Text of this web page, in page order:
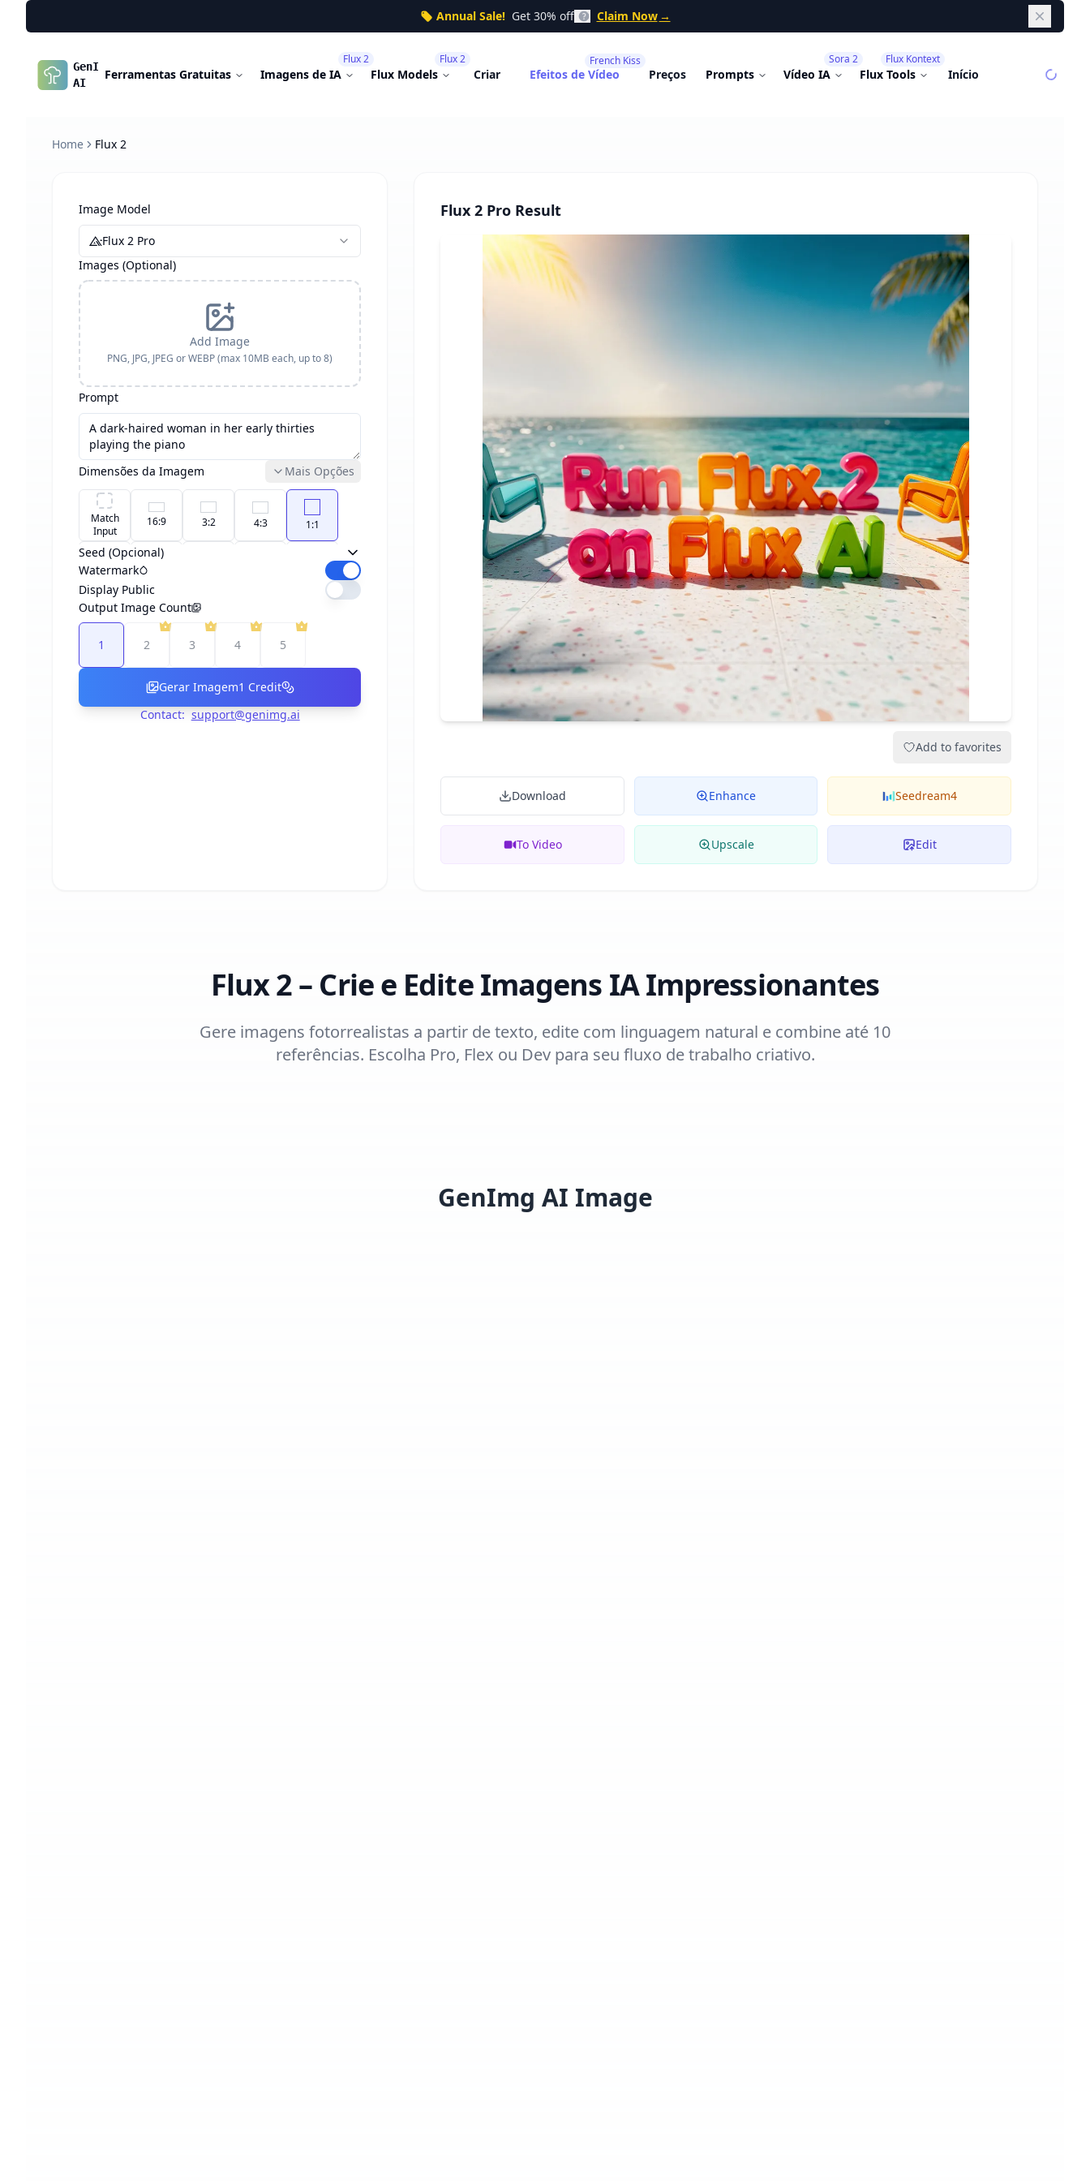
Annual Sale! Get 30% off Claim Now → Dismiss
GenImg
AI
Ferramentas Gratuitas Imagens de IA
Flux 2
Flux Models
Flux 2
Criar Efeitos de Vídeo
French Kiss
Preços Prompts Vídeo IA
Sora 2
Flux Tools
Flux Kontext
Início
Home Flux 2
Image Model
Flux 2 Pro
Images (Optional)
Add Image
PNG, JPG, JPEG or WEBP (max 10MB each, up to8)
Prompt
Dimensões da Imagem Mais Opções
Match
Input
16:9 3:2 4:3 1:1
4:5
custom
Seed (Opcional)
Watermark
Display Public
Output Image Count
1 2 3 4 5
Gerar Imagem1 Credit
Contact: support@genimg.ai
Flux 2 Pro Result
Add to favorites
Download Enhance Seedream4
To Video Upscale Edit
Flux 2 – Crie e Edite Imagens IA Impressionantes
Gere imagens fotorrealistas a partir de texto, edite com linguagem natural e combine até 10
referências. Escolha Pro, Flex ou Dev para seu fluxo de trabalho criativo.
GenImg AI Image